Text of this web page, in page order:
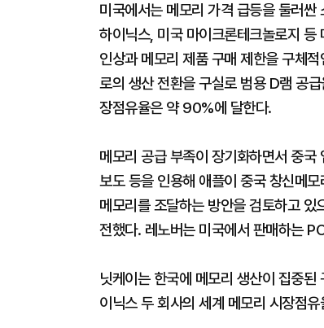
미국에서는 메모리 가격 급등을 둘러
하이닉스, 미국 마이크론테크놀로지
인상과 메모리 제품 구매 제한을 구체
로의 생산 전환을 구실로 범용 D램 공
장점유율은 약 90%에 달한다.
메모리 공급 부족이 장기화하면서 중
보도 등을 인용해 애플이 중국 창신메
메모리를 조달하는 방안을 검토하고
전했다. 레노버는 미국에서 판매하는
닛케이는 한국에 메모리 생산이 집중
이닉스 두 회사의 세계 메모리 시장점